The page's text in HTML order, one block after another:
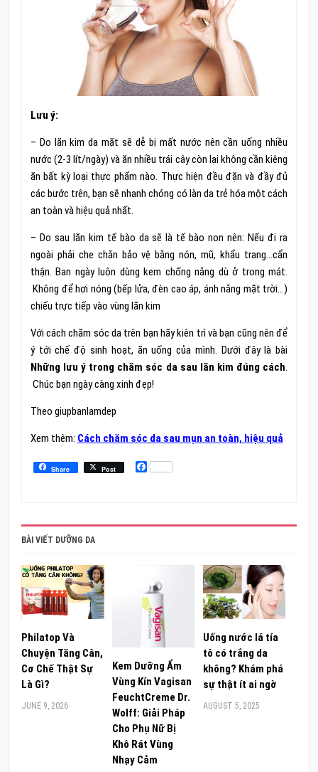
Lưu ý:
– Do lăn kim da mặt sẽ dễ bị mất nước nên cần uống nhiều
nước (2-3 lít/ngày) và ăn nhiều trái cây còn lại không cần kiêng
ăn bất kỳ loại thực phẩm nào. Thực hiện đều đặn và đầy đủ
các bước trên, bạn sẽ nhanh chóng có làn da trẻ hóa một cách
an toàn và hiệu quả nhất.
– Do sau lăn kim tế bào da sẽ là tế bào non nên: Nếu đi ra
ngoài phải che chắn bảo vệ bằng nón, mũ, khẩu trang…cẩn
thận. Ban ngày luôn dùng kem chống nắng dù ở trong mát.
Không để hơi nóng (bếp lửa, đèn cao áp, ánh nắng mặt trời…)
chiếu trực tiếp vào vùng lăn kim
Với cách chăm sóc da trên bạn hãy kiên trì và bạn cũng nên để
ý tới chế độ sinh hoạt, ăn uống của mình. Dưới đây là bài
Những lưu ý trong chăm sóc da sau lăn kim đúng cách.
Chúc bạn ngày càng xinh đẹp!
Theo giupbanlamdep
Xem thêm: Cách chăm sóc da sau mụn an toàn, hiệu quả
Share Post Facebook
BÀI VIẾT DƯỠNG DA
Philatop Và
Chuyện Tăng Cân,
Cơ Chế Thật Sự
Là Gì?
JUNE 9, 2026
Kem Dưỡng Ẩm
Vùng Kín Vagisan
FeuchtCreme Dr.
Wolff: Giải Pháp
Cho Phụ Nữ Bị
Khô Rát Vùng
Nhạy Cảm
Uống nước lá tía
tô có trắng da
không? Khám phá
sự thật ít ai ngờ
AUGUST 5, 2025